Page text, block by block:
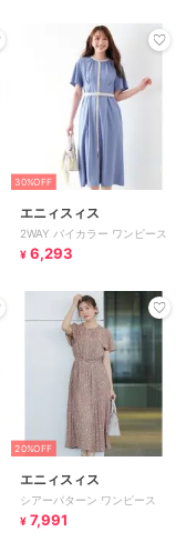
30%OFF
エニィスィス
2WAY バイカラー ワンピース
¥ 6,293
20%OFF
エニィスィス
シアーパターン ワンピース
¥ 7,991